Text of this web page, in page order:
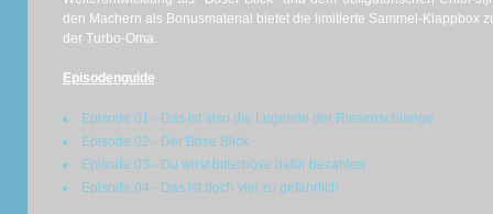
den Machern als Bonusmaterial bietet die limitierte Sammel-Klappbox
der Turbo-Oma.
Episodenguide
Episode 01 - Das ist also die Legende der Riesenschlange
Episode 02 - Der Böse Blick
Episode 03 - Du wirst bitterböse dafür bezahlen
Episode 04 - Das ist doch viel zu gefährlich